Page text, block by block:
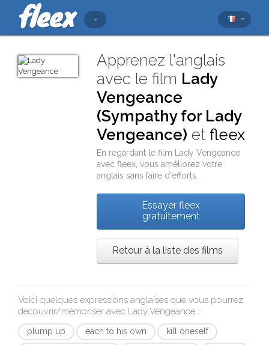
Apprenez l'anglais
avec le film Lady
Vengeance
(Sympathy for Lady
Vengeance) etfleex
En regardant le film
Lady Vengeance
avecfleex , vous améliorez votre
anglais sans faire d'efforts.
Essayer fleex
gratuitement
Retour à la liste des films
Voici quelques expressions anglaises que vous pourrez
découvrir/mémoriser avec Lady Vengeance :
plump up each to his own
kill oneself